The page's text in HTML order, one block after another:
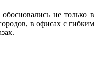
не только в
в офисах с гибким